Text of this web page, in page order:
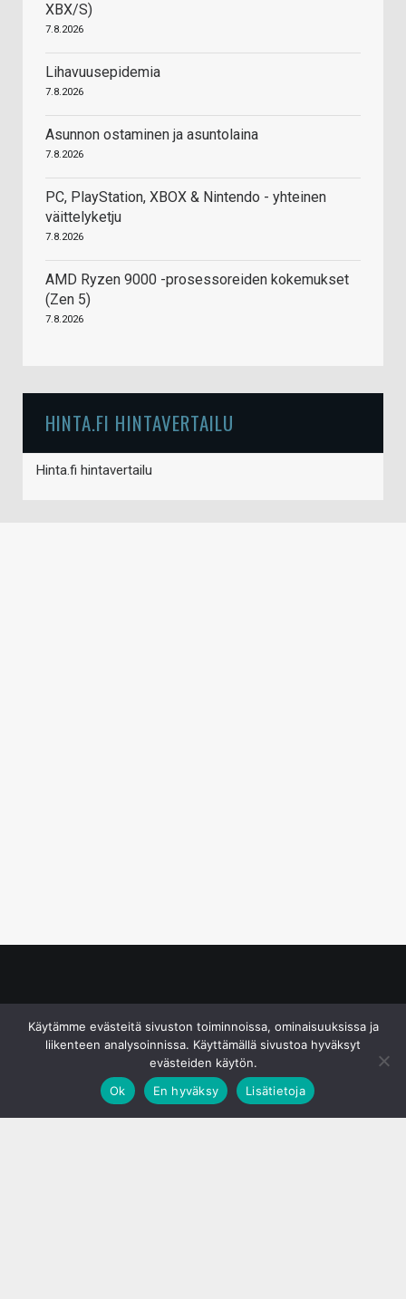
XBX/S)
7.8.2026
Lihavuusepidemia
7.8.2026
Asunnon ostaminen ja asuntolaina
7.8.2026
PC, PlayStation, XBOX & Nintendo - yhteinen
väittelyketju
7.8.2026
AMD Ryzen 9000 -prosessoreiden kokemukset
(Zen 5)
7.8.2026
HINTA.FI HINTAVERTAILU
Hinta.fi hintavertailu
Käytämme evästeitä sivuston toiminnoissa, ominaisuuksissa ja
liikenteen analysoinnissa. Käyttämällä sivustoa hyväksyt
evästeiden käytön.
Ok
En hyväksy Lisätietoja